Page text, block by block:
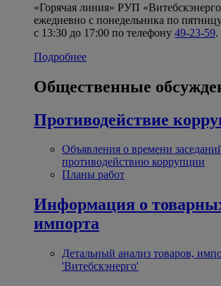
«Горячая линия» РУП
ежедневно с понедельника по
с 13:30 до 17:00 по телефону 49-23-59.
Подробнее
Общественные
Противодействие
Объявления о времени
противодействию коррупции
Планы работ
Информация о
импорта
Детальный анализ товаров,
'Витебскэнерго'